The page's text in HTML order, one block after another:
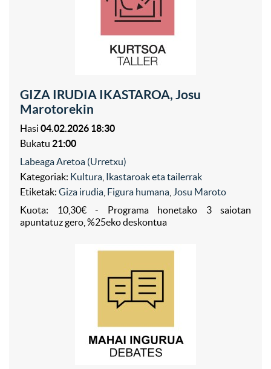
GIZA IRUDIA IKASTAROA, Josu
Marotorekin
Hasi 04.02.2026 18:30
Bukatu 21:00
Labeaga Aretoa (Urretxu)
Kategoriak: Kultura Ikastaroak eta tailerrak
Etiketak: Giza irudia Figura humana Josu Maroto
Kuota: 10,30€ - Programa honetako 3 saiotan
apuntatuz gero, %25eko deskontua